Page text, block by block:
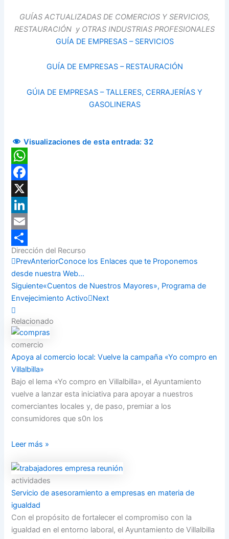
GUÍAS ACTUALIZADAS DE COMERCIOS Y SERVICIOS,
RESTAURACIÓN y OTRAS INDUSTRIAS PROFESIONALES
GUÍA DE EMPRESAS – SERVICIOS
GUÍA DE EMPRESAS – RESTAURACIÓN
GÚIA DE EMPRESAS – TALLERES, CERRAJERÍAS Y
GASOLINERAS
Visualizaciones de esta entrada: 32
WhatsApp
Facebook
X
LinkedIn
Email
Compartir
Dirección del Recurso
PrevAnteriorConoce los Enlaces que te Proponemos
desde nuestra Web…
Siguiente«Cuentos de Nuestros Mayores», Programa de
Envejecimiento Activo
Next
Relacionado
comercio
Apoya al comercio local: Vuelve la campaña «Yo compro en
Villalbilla»
Bajo el lema «Yo compro en Villalbilla», el Ayuntamiento
vuelve a lanzar esta iniciativa para apoyar a nuestros
comerciantes locales y, de paso, premiar a los
consumidores que s0n los
Leer más »
actividades
Servicio de asesoramiento a empresas en materia de
igualdad
Con el propósito de fortalecer el compromiso con la
igualdad en el entorno laboral, el Ayuntamiento de Villalbilla